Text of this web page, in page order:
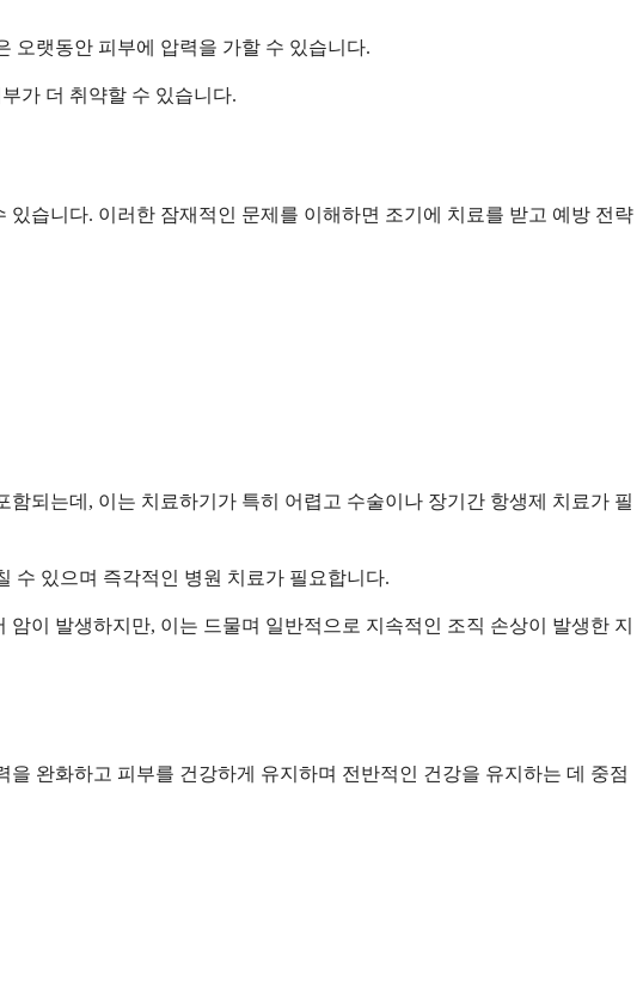
오랫동안 피부에 압력을 가할 수 있습니다.
가 더 취약할 수 있습니다.
습니다. 이러한 잠재적인 문제를 이해하면 조기에 치료를 받고 예방 전략
되는데, 이는 치료하기가 특히 어렵고 수술이나 장기간 항생제 치료가 필
수 있으며 즉각적인 병원 치료가 필요합니다.
이 발생하지만, 이는 드물며 일반적으로 지속적인 조직 손상이 발생한 지
완화하고 피부를 건강하게 유지하며 전반적인 건강을 유지하는 데 중점